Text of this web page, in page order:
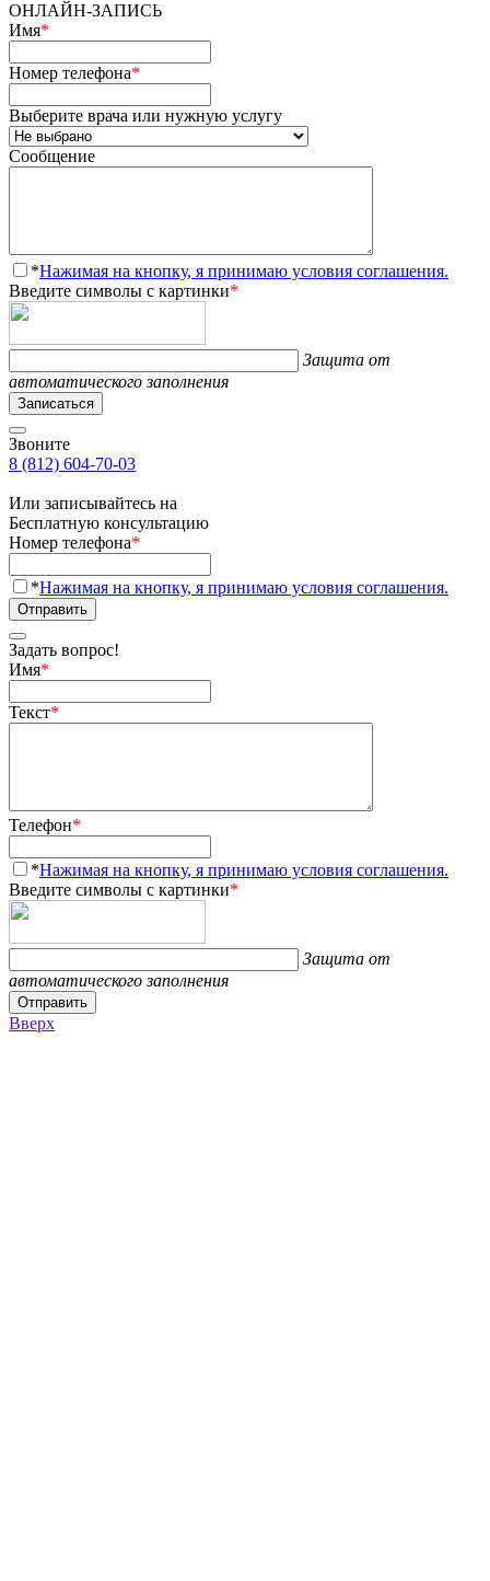
ОНЛАЙН-ЗАПИСЬ
Имя*
Номер телефона*
Выберите врача или нужную услугу
Сообщение
*Нажимая на кнопку, я принимаю условия соглашения.
Введите символы с картинки*
Защита от
автоматического заполнения
Записаться
Звоните
8 (812) 604-70-03
Или записывайтесь на
Бесплатную консультацию
Номер телефона*
*Нажимая на кнопку, я принимаю условия соглашения.
Отправить
Задать вопрос!
Имя*
Текст*
Телефон*
*Нажимая на кнопку, я принимаю условия соглашения.
Введите символы с картинки*
Защита от
автоматического заполнения
Отправить
Вверх